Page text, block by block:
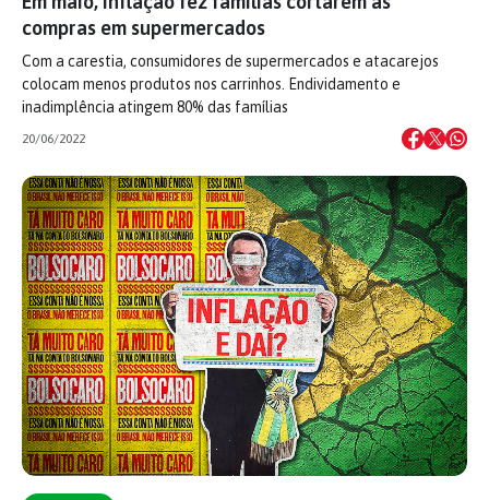
compras em supermercados
Com a carestia, consumidores de supermercados e atacarejos
colocam menos produtos nos carrinhos. Endividamento e
inadimplência atingem 80% das famílias
20/06/2022